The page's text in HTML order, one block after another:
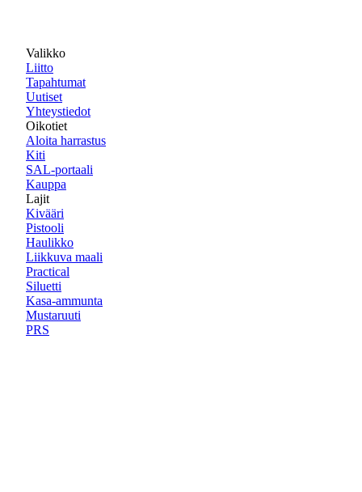
Valikko
Liitto
Tapahtumat
Uutiset
Yhteystiedot
Oikotiet
Aloita harrastus
Kiti
SAL-portaali
Kauppa
Lajit
Kivääri
Pistooli
Haulikko
Liikkuva maali
Practical
Siluetti
Kasa-ammunta
Mustaruuti
PRS